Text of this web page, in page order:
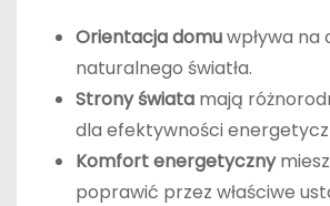
Orientacja domuwpływa na
naturalnego światła.
Strony światamają
dla efektywności
Komfort energetyczny
poprawić przez właściwe